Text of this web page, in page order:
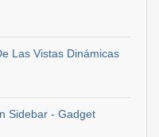
Las Vistas Dinámicas
Sidebar - Gadget